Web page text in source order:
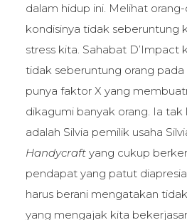
dalam hidup ini. Melihat
kondisinya tidak seberuntung
stress kita. Sahabat D’Impact
tidak seberuntung orang pada
punya faktor X yang
dikagumi banyak orang. Ia tak
adalah Silvia pemilik usaha
Handycraft yang cukup
pendapat yang patut
harus berani mengatakan
yang mengajak kita